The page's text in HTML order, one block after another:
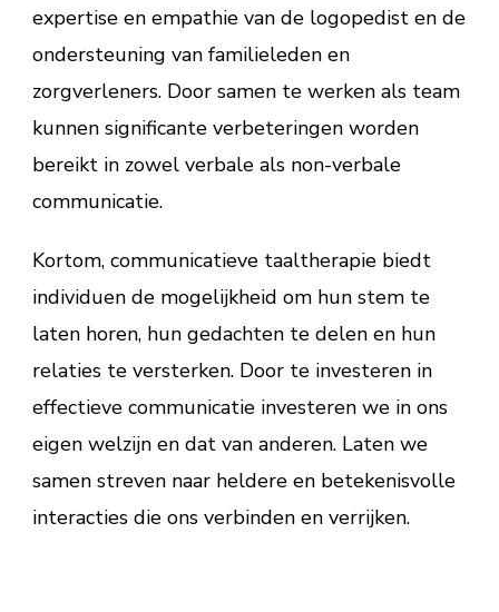
expertise en empathie van de logopedist en de
ondersteuning van familieleden en
zorgverleners. Door samen te werken als team
kunnen significante verbeteringen worden
bereikt in zowel verbale als non-verbale
communicatie.
Kortom, communicatieve taaltherapie biedt
individuen de mogelijkheid om hun stem te
laten horen, hun gedachten te delen en hun
relaties te versterken. Door te investeren in
effectieve communicatie investeren we in ons
eigen welzijn en dat van anderen. Laten we
samen streven naar heldere en betekenisvolle
interacties die ons verbinden en verrijken.